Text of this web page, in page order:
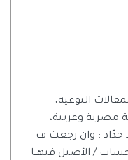
النوعية،
مصرية وعربية،
حدّاد : وان رجعت ف
/ الأصيل فيهــا